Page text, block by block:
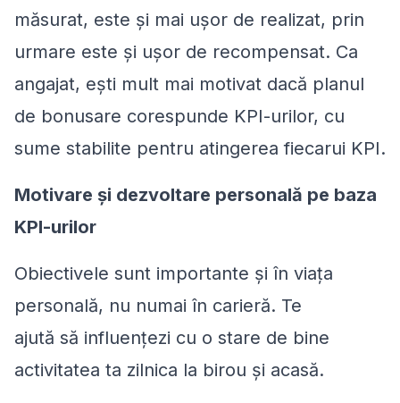
măsurat, este și mai ușor de realizat, prin
urmare este și ușor de recompensat. Ca
angajat, ești mult mai motivat dacă planul
de bonusare corespunde KPI-urilor, cu
sume stabilite pentru atingerea fiecarui KPI.
Motivare și dezvoltare personală pe baza
KPI-urilor
Obiectivele sunt importante și în viața
personală, nu numai în carieră. Te
ajută să influențezi cu o stare de bine
activitatea ta zilnica la birou și acasă.